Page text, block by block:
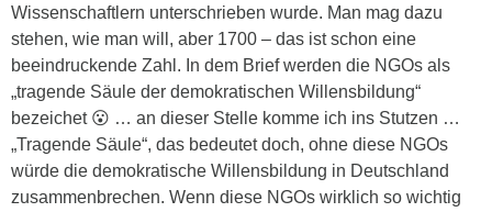
Wissenschaftlern unterschrieben wurde. Man mag dazu
stehen, wie man will, aber 1700 – das ist schon eine
beeindruckende Zahl. In dem Brief werden die NGOs als
„tragende Säule der demokratischen Willensbildung“
bezeichet 😮 … an dieser Stelle komme ich ins Stutzen …
„Tragende Säule“, das bedeutet doch, ohne diese NGOs
würde die demokratische Willensbildung in Deutschland
zusammenbrechen. Wenn diese NGOs wirklich so wichtig